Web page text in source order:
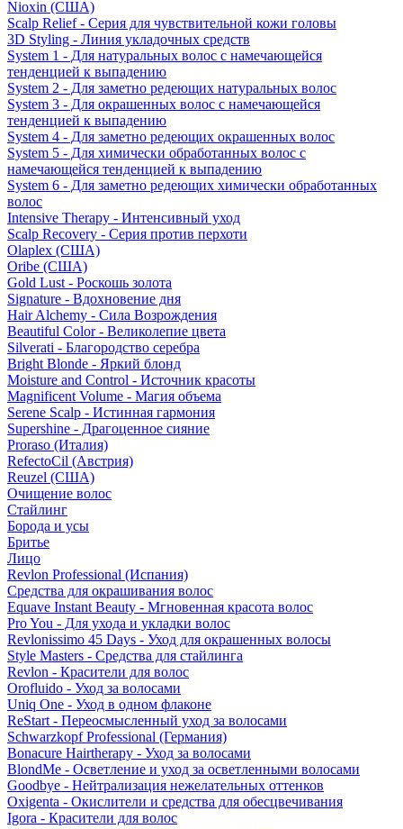
Nioxin (США)
Scalp Relief - Серия для чувствительной кожи головы
3D Styling - Линия укладочных средств
System 1 - Для натуральных волос с намечающейся
тенденцией к выпадению
System 2 - Для заметно редеющих натуральных волос
System 3 - Для окрашенных волос с намечающейся
тенденцией к выпадению
System 4 - Для заметно редеющих окрашенных волос
System 5 - Для химически обработанных волос с
намечающейся тенденцией к выпадению
System 6 - Для заметно редеющих химически обработанных
волос
Intensive Therapy - Интенсивный уход
Scalp Recovery - Серия против перхоти
Olaplex (США)
Oribe (США)
Gold Lust - Роскошь золота
Signature - Вдохновение дня
Hair Alchemy - Сила Возрождения
Beautiful Color - Великолепие цвета
Silverati - Благородство серебра
Bright Blonde - Яркий блонд
Moisture and Control - Источник красоты
Magnificent Volume - Магия объема
Serene Scalp - Истинная гармония
Supershine - Драгоценное сияние
Proraso (Италия)
RefectoCil (Австрия)
Reuzel (США)
Очищение волос
Стайлинг
Борода и усы
Бритье
Лицо
Revlon Professional (Испания)
Средства для окрашивания волос
Equave Instant Beauty - Мгновенная красота волос
Pro You - Для ухода и укладки волос
Revlonissimo 45 Days - Уход для окрашенных волосы
Style Masters - Средства для стайлинга
Revlon - Красители для волос
Orofluido - Уход за волосами
Uniq One - Уход в одном флаконе
ReStart - Переосмысленный уход за волосами
Schwarzkopf Professional (Германия)
Bonacure Hairtherapy - Уход за волосами
BlondMe - Осветление и уход за осветленными волосами
Goodbye - Нейтрализация нежелательных оттенков
Oxigenta - Окислители и средства для обесцвечивания
Igora - Красители для волос